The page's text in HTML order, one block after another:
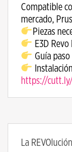
Compatible
mercado,
Piezas
E3D Revo
Guía paso
https://
La REVOlución